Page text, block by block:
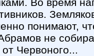
понимают,
не
Червоного...